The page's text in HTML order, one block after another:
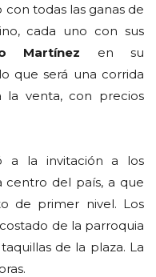
todas las ganas de
cada uno con sus
Martínez en su
que será una corrida
la venta, con precios
a la invitación a los
centro del país, a que
de primer nivel. Los
de la parroquia
de la plaza. La